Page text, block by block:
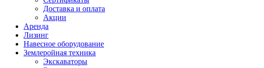
Доставка и оплата
Акции
Аренда
Лизинг
Навесное оборудование
Землеройная техника
Экскаваторы